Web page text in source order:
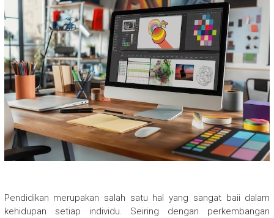
Pendidikan merupakan salah satu hal yang sangat baii dalam
kehidupan setiap individu. Seiring dengan perkembangan